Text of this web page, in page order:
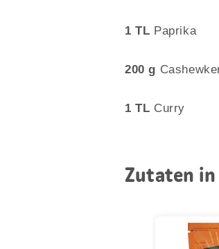
1 TL Paprika
200 g
1 TL Curry
Zutaten